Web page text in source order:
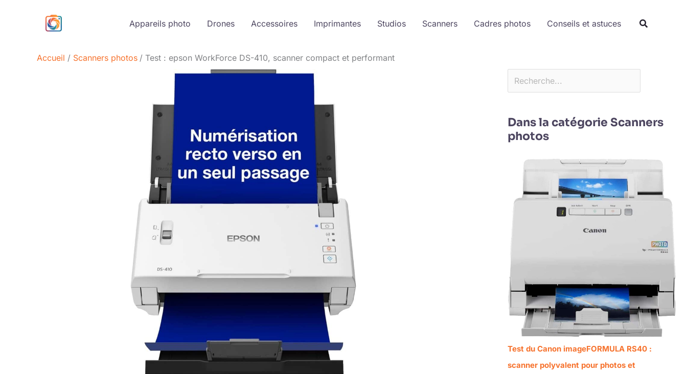
Appareils photo Drones Accessoires Imprimantes Studios Scanners Cadres photos Conseils et astuces
Accueil Scanners photos Test : epson WorkForce DS-410, scanner compact et performant
Dans la catégorie Scanners
photos
Test du Canon imageFORMULA RS40 :
scanner polyvalent pour photos et